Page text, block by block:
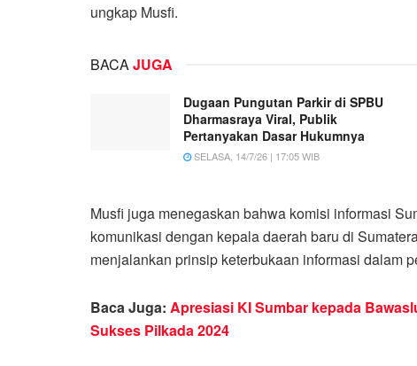
ungkap Musfi.
BACAJUGA
Dugaan Pungutan Parkir di SPBU
Dharmasraya Viral, Publik
Pertanyakan Dasar Hukumnya
SELASA, 14/7/26 | 17:05 WIB
Musfi juga menegaskan bahwa komisi informasi
komunikasi dengan kepala daerah baru di
menjalankan prinsip keterbukaan informasi dalam
Baca Juga: Apresiasi KI Sumbar kepada
Sukses Pilkada 2024